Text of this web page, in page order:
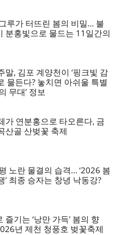
루가 터뜨린 봄의 비밀… 불
분홍빛으로 물드는 11일간의
말, 김포 계양천이 ‘핑크빛 감
물든다? 놓치면 아쉬울 특별
무대’ 정보
가 연분홍으로 타오른다, 금
산골 산벚꽃 축제
노란 물결의 습격… ‘2026 봄
’ 최종 승자는 창녕 낙동강?
즐기는 ‘낭만 가득’ 봄의 향
년 제천 청풍호 벚꽃축제